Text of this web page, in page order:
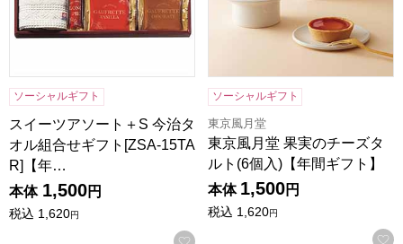
ソーシャルギフト
スイーツアソート＋S 今治タ
オル組合せギフト[ZSA-15TA
R]【年…
本体 1,500円
税込 1,620円
お気に入りに登録する
ソーシャルギフト
東京風月堂
東京風月堂 果実のチーズタ
ルト(6個入)【年間ギフト】
本体 1,500円
税込 1,620円